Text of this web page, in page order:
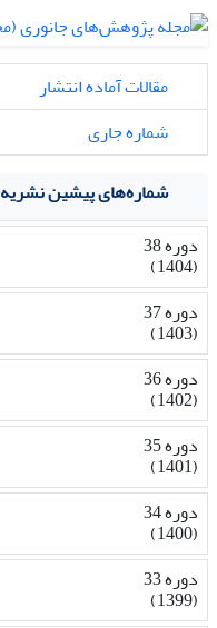
مقالات آماده انتشار
شماره جاری
شماره‌های پیشین نشریه
دوره 38
(1404)
دوره 37
(1403)
دوره 36
(1402)
دوره 35
(1401)
دوره 34
(1400)
دوره 33
(1399)